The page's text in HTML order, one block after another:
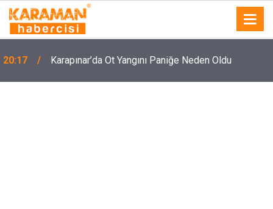
20:17 Karapınar’da Ot Yangını Paniğe Neden Oldu